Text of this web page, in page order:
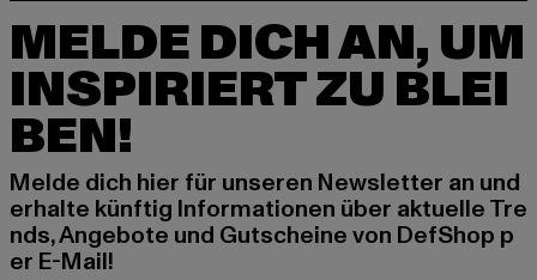
MELDE DICH AN, UM
INSPIRIERT ZU BLEI
BEN!
Melde dich hier für unseren Newsletter an und
erhalte künftig Informationen über aktuelle Tre
nds, Angebote und Gutscheine von DefShop p
er E-Mail!